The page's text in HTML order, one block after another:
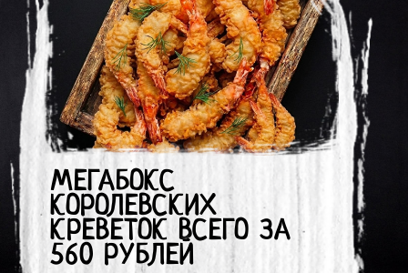
МЕГАБОКС
КОРОЛЕВСКИХ
КРЕВЕТОК ВСЕГО ЗА
560 РУБЛЕЙ